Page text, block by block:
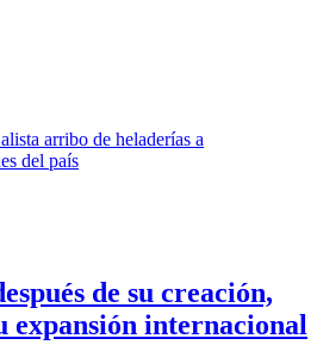
de su creación,
expansión internacional